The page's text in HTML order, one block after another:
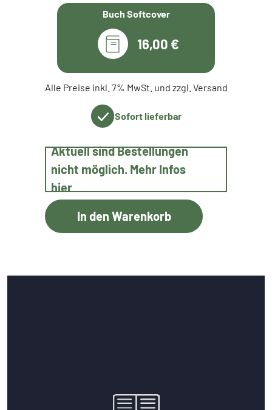
Buch Softcover
16,00 €
Alle Preise inkl. 7% MwSt. und zzgl. Versand
Sofort lieferbar
Aktuell sind Bestellungen
nicht möglich. Mehr Infos
hier